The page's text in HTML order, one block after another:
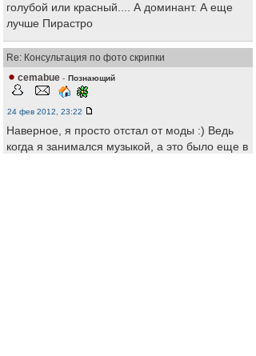
голубой или красный.... А доминант. А еще
лучше Пирастро
Re: Консультация по фото скрипки
cemabue - Познающий
24 фев 2012, 23:22
Наверное, я просто отстал от моды :) Ведь
когда я занимался музыкой, а это было еще в